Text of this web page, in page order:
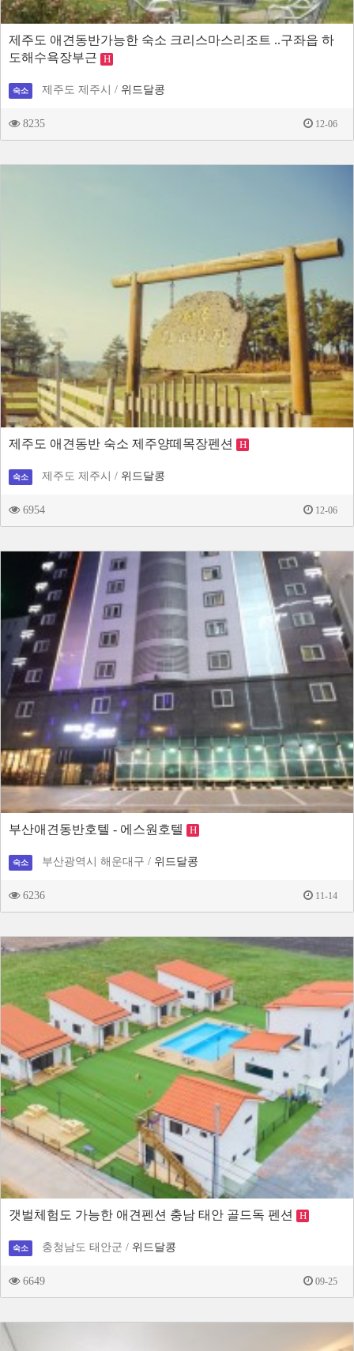
제주도 애견동반가능한 숙소 크리스마스리조트 ..구좌읍 하
도해수욕장부근 H
숙소 제주도 제주시 / 위드달콩
8235 12-06
제주도 애견동반 숙소 제주양떼목장펜션 H
숙소 제주도 제주시 / 위드달콩
6954 12-06
부산애견동반호텔 - 에스원호텔 H
숙소 부산광역시 해운대구 / 위드달콩
6236 11-14
갯벌체험도 가능한 애견펜션 충남 태안 골드독 펜션 H
숙소 충청남도 태안군 / 위드달콩
6649 09-25